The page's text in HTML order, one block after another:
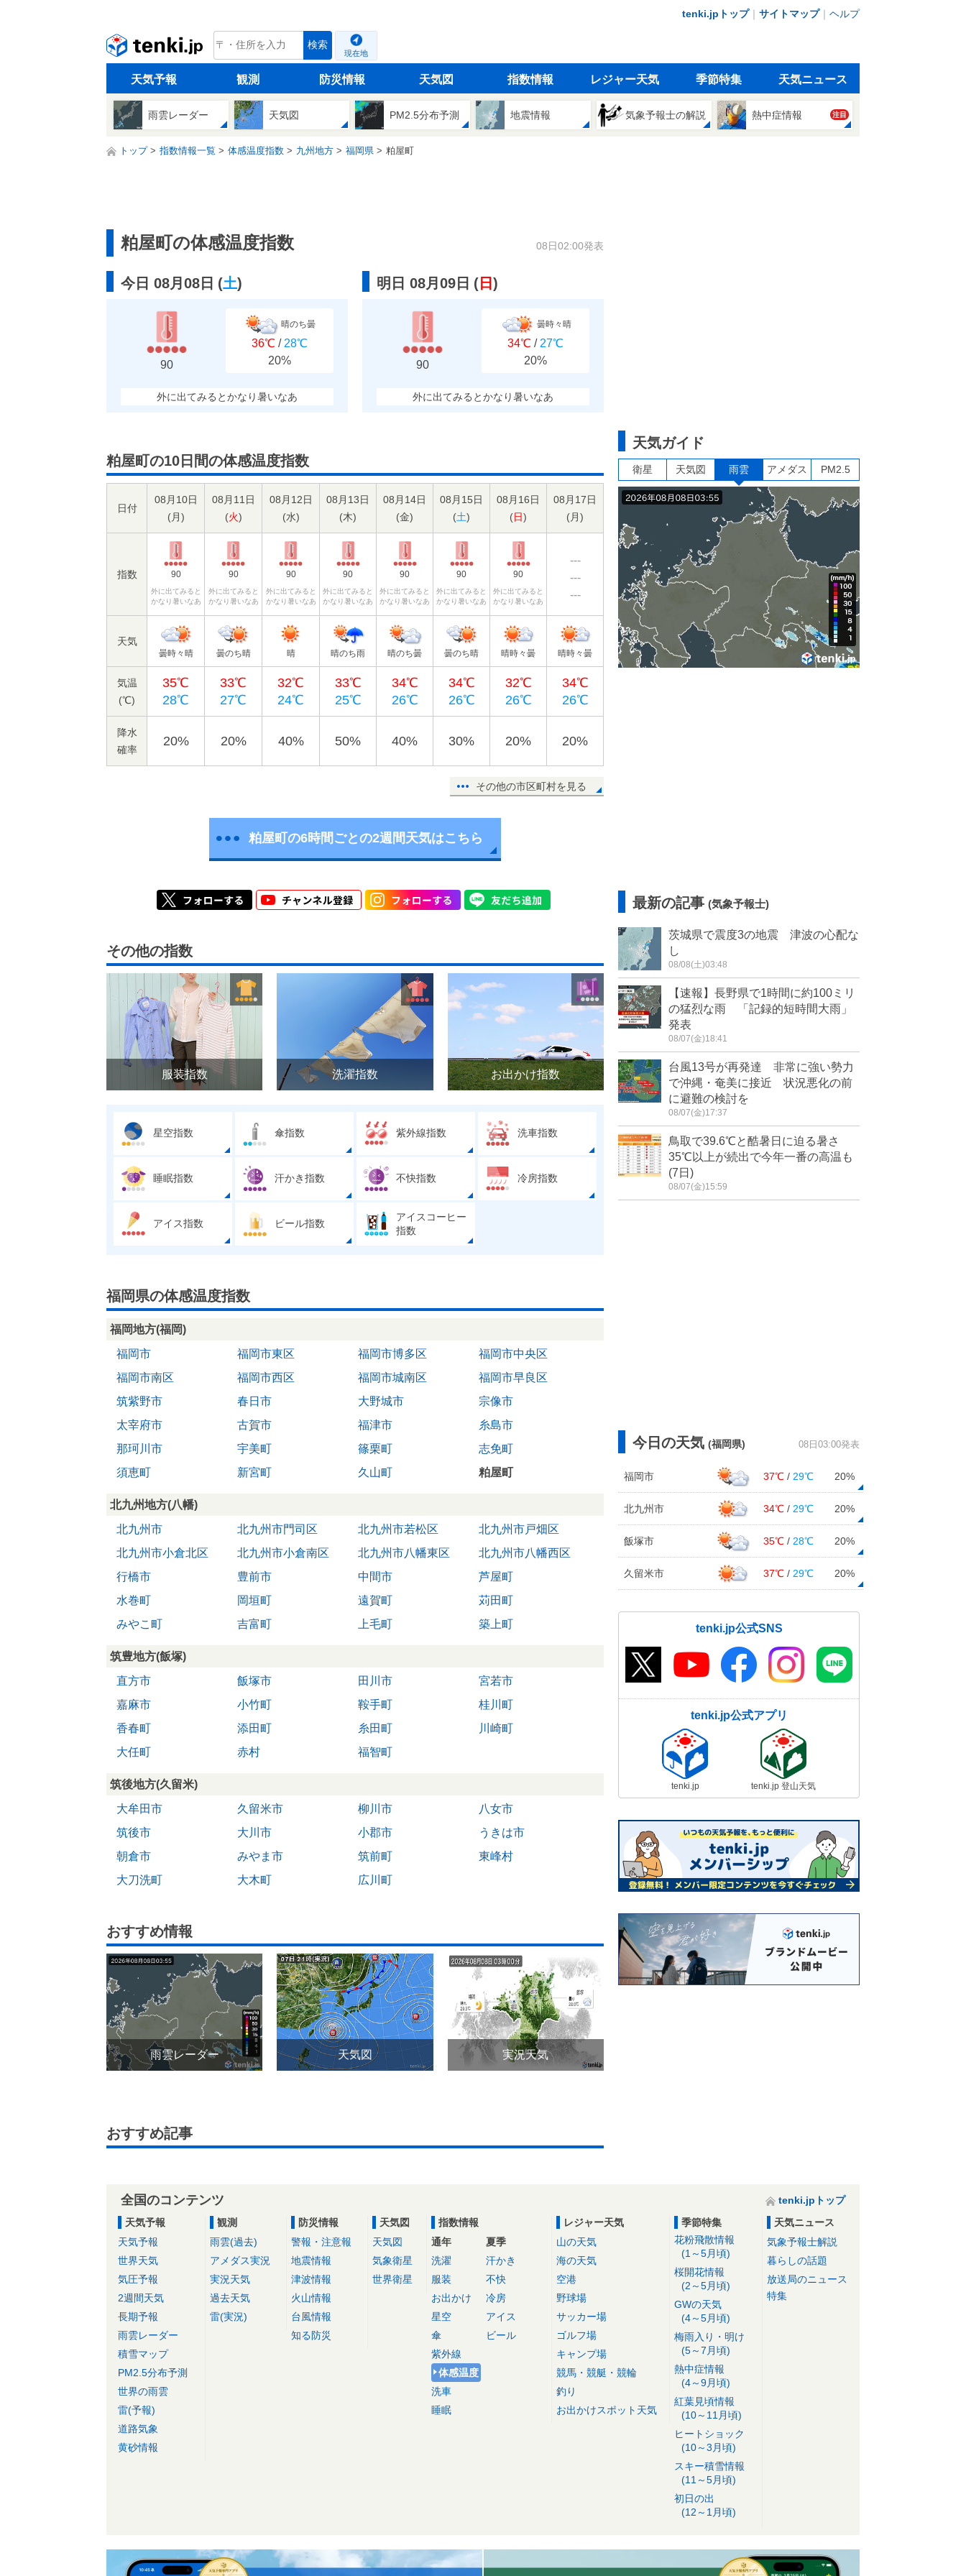
tenki.jpトップ｜ サイトマップ｜ ヘルプ
tenki.jp 検索
現在地
天気予報 観測 防災情報 天気図 指数情報 レジャー天気 季節特集 天気ニュース
雨雲レーダー 天気図 PM2.5分布予測 地震情報 気象予報士の解説 熱中症情報 注目
トップ 指数情報一覧 体感温度指数 九州地方 福岡県 粕屋町
粕屋町の体感温度指数 08日02:00発表
今日 08月08日 (土)
90
晴のち曇
36℃ / 28℃
20%
外に出てみるとかなり暑いなあ
明日 08月09日 ( 日 )
90
曇時々晴
34℃ / 27℃
20%
外に出てみるとかなり暑いなあ
粕屋町の10日間の体感温度指数
日付
08月10日
(月)
08月11日
(火)
08月12日
(水)
08月13日
(木)
08月14日
(金)
08月15日
(土)
08月16日
(日)
08月17日
(月)
指数 90
外に出てみると
かなり暑いなあ
90
外に出てみると
かなり暑いなあ
90
外に出てみると
かなり暑いなあ
90
外に出てみると
かなり暑いなあ
90
外に出てみると
かなり暑いなあ
90
外に出てみると
かなり暑いなあ
90
外に出てみると
かなり暑いなあ
---
---
---
天気
曇時々晴 曇のち晴 晴 晴のち雨 晴のち曇 曇のち晴 晴時々曇 晴時々曇
気温
(℃)
35℃
28℃
33℃
27℃
32℃
24℃
33℃
25℃
34℃
26℃
34℃
26℃
32℃
26℃
34℃
26℃
降水
確率
20% 20% 40% 50% 40% 30% 20% 20%
その他の市区町村を見る
粕屋町の6時間ごとの2週間天気はこちら
その他の指数
服装指数 洗濯指数 お出かけ指数
星空指数 傘指数 紫外線指数 洗車指数
睡眠指数 汗かき指数 不快指数 冷房指数
アイス指数 ビール指数
アイスコーヒー
指数
福岡県の体感温度指数
福岡地方(福岡)
福岡市
福岡市東区 福岡市博多区
福岡市中央区
福岡市南区
福岡市西区 福岡市城南区
福岡市早良区
筑紫野市
春日市 大野城市
宗像市
太宰府市
古賀市 福津市
糸島市
那珂川市
宇美町 篠栗町
志免町
須恵町
新宮町 久山町 粕屋町
北九州地方(八幡)
北九州市
北九州市門司区 北九州市若松区
北九州市戸畑区
北九州市小倉北区
北九州市小倉南区 北九州市八幡東区
北九州市八幡西区
行橋市
豊前市 中間市
芦屋町
水巻町
岡垣町 遠賀町
苅田町
みやこ町
吉富町 上毛町 築上町
筑豊地方(飯塚)
直方市
飯塚市 田川市
宮若市
嘉麻市
小竹町 鞍手町
桂川町
香春町
添田町 糸田町
川崎町
大任町
赤村 福智町
筑後地方(久留米)
大牟田市
久留米市 柳川市
八女市
筑後市
大川市 小郡市
うきは市
朝倉市
みやま市 筑前町
東峰村
大刀洗町
大木町 広川町
おすすめ情報
雨雲レーダー 天気図 実況天気
おすすめ記事
天気ガイド
衛星 天気図 雨雲 アメダス PM2.5
最新の記事 (気象予報士)
茨城県で震度3の地震 津波の心配な
し
08/08(土)03:48
【速報】長野県で1時間に約100ミリ
の猛烈な雨 「記録的短時間大雨」
発表
08/07(金)18:41
台風13号が再発達 非常に強い勢力
で沖縄・奄美に接近 状況悪化の前
に避難の検討を
08/07(金)17:37
鳥取で39.6℃と酷暑日に迫る暑さ
35℃以上が続出で今年一番の高温も
(7日)
08/07(金)15:59
今日の天気 (福岡県) 08日03:00発表
福岡市 37℃ / 29℃ 20%
北九州市 34℃ / 29℃ 20%
飯塚市 35℃ / 28℃ 20%
久留米市 37℃ / 29℃ 20%
tenki.jp公式SNS
tenki.jp公式アプリ
tenki.jp tenki.jp 登山天気
全国のコンテンツ
tenki.jpトップ
天気予報
天気予報
世界天気
気圧予報
2週間天気
長期予報
雨雲レーダー
積雪マップ
PM2.5分布予測
世界の雨雲
雷(予報)
道路気象
黄砂情報
観測
雨雲(過去)
アメダス実況
実況天気
過去天気
雷(実況)
防災情報
警報・注意報
地震情報
津波情報
火山情報
台風情報
知る防災
天気図
天気図
気象衛星
世界衛星
指数情報
通年
洗濯
服装
お出かけ
星空
傘
紫外線
体感温度
洗車
睡眠
夏季
汗かき
不快
冷房
アイス
ビール
レジャー天気
山の天気
海の天気
空港
野球場
サッカー場
ゴルフ場
キャンプ場
競馬・競艇・競輪
釣り
お出かけスポット天気
季節特集
花粉飛散情報
(1～5月頃)
桜開花情報
(2～5月頃)
GWの天気
(4～5月頃)
梅雨入り・明け
(5～7月頃)
熱中症情報
(4～9月頃)
紅葉見頃情報
(10～11月頃)
ヒートショック
(10～3月頃)
スキー積雪情報
(11～5月頃)
初日の出
(12～1月頃)
天気ニュース
気象予報士解説
暮らしの話題
放送局のニュース
特集